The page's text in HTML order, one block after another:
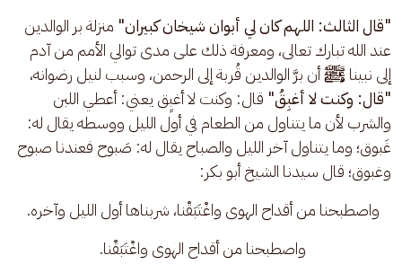
"قال الثالث: اللهم كان لي أبوان شيخان كبيران" منزلة بر الوالدين
عند الله تبارك تعالى، ومعرفة ذلك على مدى توالي الأمم من آدم
إلى نبينا ﷺ أن برَّ الوالدين قُربة إلى الرحمن، وسبب لنيل رضوانه،
"قال: وكنت لا أغبِقُ" قال: وكنت لا أغبِِق يعني: أعطي اللبن
والشرب لأن ما يتناول من الطعام في أول الليل ووسطه يقال له:
غَبوق؛ وما يتناول آخر الليل والصباح يقال له: صَبوح فعندنا صبوح
وغبوق؛ قال سيدنا الشيخ أبو بكر:
واصطبحنا من أقداح الهوى واغْتَبَقْنا، شربناها أول الليل وآخره.
واصطبحنا من أقداح الهوى واغْتَبَقْنا.